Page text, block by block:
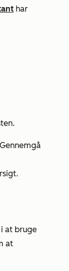
har
.
at bruge
at